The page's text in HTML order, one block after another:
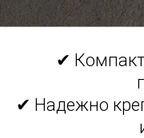
✔
✔ Надежно